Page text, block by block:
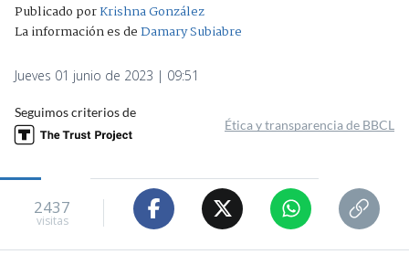
Publicado porKrishna González
La información es deDamary Subiabre
Jueves 01 junio de 2023 | 09:51
Seguimos criterios de
Ética y transparencia de BBCL
2437
visitas